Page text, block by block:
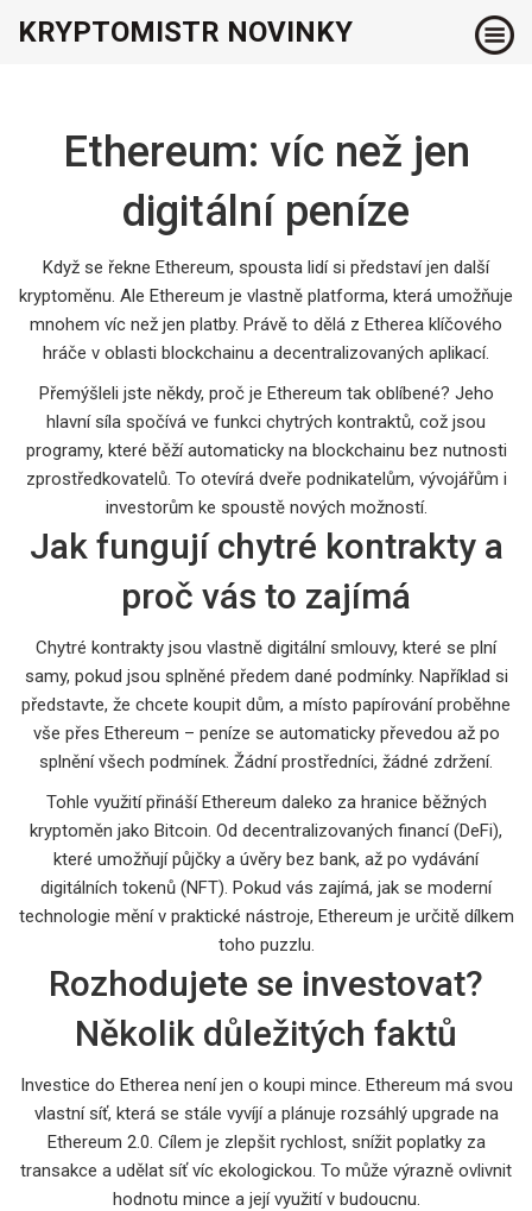
KRYPTOMISTR NOVINKY
Ethereum: víc než jen
digitální peníze
Když se řekne Ethereum, spousta lidí si představí jen další
kryptoměnu. Ale Ethereum je vlastně platforma, která umožňuje
mnohem víc než jen platby. Právě to dělá z Etherea klíčového
hráče v oblasti blockchainu a decentralizovaných aplikací.
Přemýšleli jste někdy, proč je Ethereum tak oblíbené? Jeho
hlavní síla spočívá ve funkci chytrých kontraktů, což jsou
programy, které běží automaticky na blockchainu bez nutnosti
zprostředkovatelů. To otevírá dveře podnikatelům, vývojářům i
investorům ke spoustě nových možností.
Jak fungují chytré kontrakty a
proč vás to zajímá
Chytré kontrakty jsou vlastně digitální smlouvy, které se plní
samy, pokud jsou splněné předem dané podmínky. Například si
představte, že chcete koupit dům, a místo papírování proběhne
vše přes Ethereum – peníze se automaticky převedou až po
splnění všech podmínek. Žádní prostředníci, žádné zdržení.
Tohle využití přináší Ethereum daleko za hranice běžných
kryptoměn jako Bitcoin. Od decentralizovaných financí (DeFi),
které umožňují půjčky a úvěry bez bank, až po vydávání
digitálních tokenů (NFT). Pokud vás zajímá, jak se moderní
technologie mění v praktické nástroje, Ethereum je určitě dílkem
toho puzzlu.
Rozhodujete se investovat?
Několik důležitých faktů
Investice do Etherea není jen o koupi mince. Ethereum má svou
vlastní síť, která se stále vyvíjí a plánuje rozsáhlý upgrade na
Ethereum 2.0. Cílem je zlepšit rychlost, snížit poplatky za
transakce a udělat síť víc ekologickou. To může výrazně ovlivnit
hodnotu mince a její využití v budoucnu.